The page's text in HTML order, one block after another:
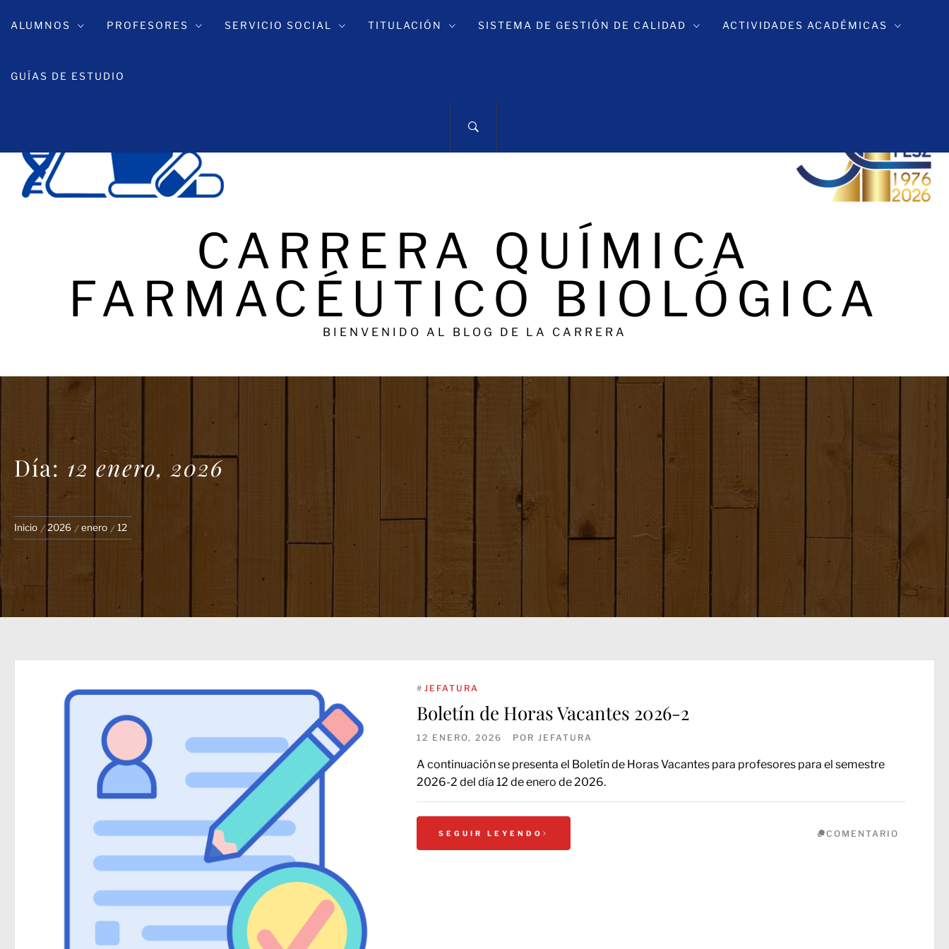
ALUMNOS PROFESORES SERVICIO SOCIAL TITULACIÓN SISTEMA DE GESTIÓN DE CALIDAD ACTIVIDADES ACADÉMICAS
GUÍAS DE ESTUDIO
CARRERA QUÍMICA
FARMACÉUTICO BIOLÓGICA
BIENVENIDO AL BLOG DE LA CARRERA
Día: 12 enero, 2026
Inicio 2026 enero 12
# JEFATURA
Boletín de Horas Vacantes 2026-2
12 ENERO, 2026 POR JEFATURA
A continuación se presenta el Boletín de Horas Vacantes para profesores para el semestre
2026-2 del día 12 de enero de 2026.
SEGUIR LEYENDO COMENTARIO